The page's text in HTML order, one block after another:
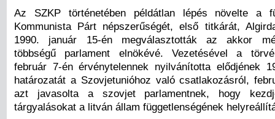
Az SZKP történetében példátlan lépés növelte a
Kommunista Párt népszerűségét, első titkárát,
1990. január 15-én megválasztották az akkor
többségű parlament elnökévé. Vezetésével a
február 7-én érvénytelennek nyilvánította elődjének
határozatát a Szovjetunióhoz való csatlakozásról,
azt javasolta a szovjet parlamentnek, hogy
tárgyalásokat a litván állam függetlenségének